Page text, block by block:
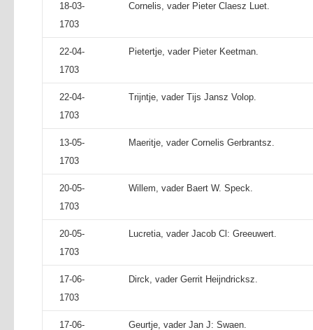
18-03-
1703
Cornelis, vader Pieter Claesz Luet.
22-04-
1703
Pietertje, vader Pieter Keetman.
22-04-
1703
Trijntje, vader Tijs Jansz Volop.
13-05-
1703
Maeritje, vader Cornelis Gerbrantsz.
20-05-
1703
Willem, vader Baert W. Speck.
20-05-
1703
Lucretia, vader Jacob Cl: Greeuwert.
17-06-
1703
Dirck, vader Gerrit Heijndricksz.
17-06- Geurtje, vader Jan J: Swaen.